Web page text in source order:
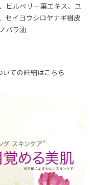
ビルベリー葉エキス、ユ
セイヨウシロヤナギ樹皮
バラ油
ての詳細はこちら